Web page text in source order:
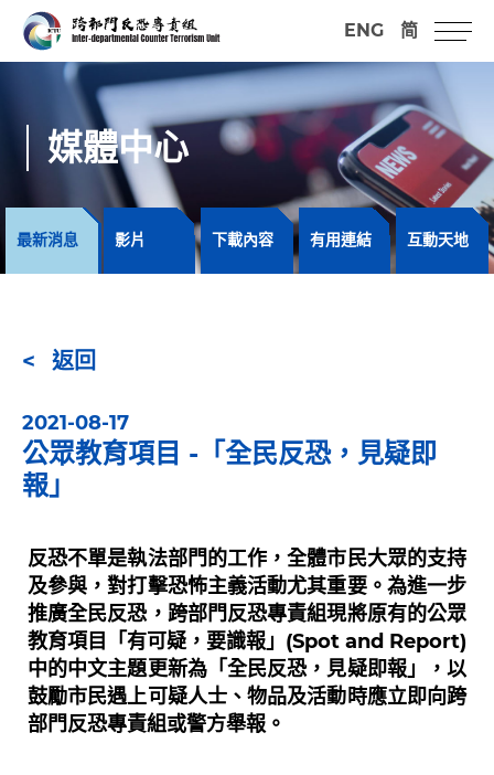
ENG 简
媒體中心
最新消息 影片 下載內容 有用連結 互動天地
返回
2021-08-17
公眾教育項目 -「全民反恐，見疑即
報」
反恐不單是執法部門的工作，全體市民大眾的支持
及參與，對打擊恐怖主義活動尤其重要。為進一步
推廣全民反恐，跨部門反恐專責組現將原有的公眾
教育項目「有可疑，要識報」(Spot and Report)
中的中文主題更新為「全民反恐，見疑即報」，以
鼓勵市民遇上可疑人士、物品及活動時應立即向跨
部門反恐專責組或警方舉報。